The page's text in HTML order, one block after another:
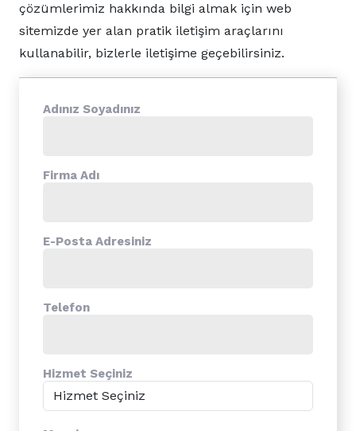
çözümlerimiz hakkında bilgi almak için web
sitemizde yer alan pratik iletişim araçlarını
kullanabilir, bizlerle iletişime geçebilirsiniz.
Adınız Soyadınız
Firma Adı
E-Posta Adresiniz
Telefon
Hizmet Seçiniz